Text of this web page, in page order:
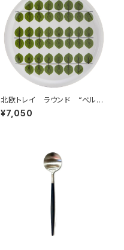
北欧トレイ ラウンド “ベル
サ” / Stig Lindberg スティ
グ・リンドベリ
¥7,050